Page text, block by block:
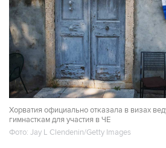
Хорватия официально отказала в визах
гимнасткам для участия в ЧЕ
Фото: Jay L Clendenin/Getty Images